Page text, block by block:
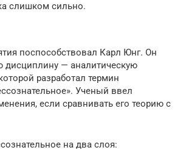
слишком сильно.
поспособствовал Карл Юнг. Он
дисциплину — аналитическую
разработал термин
Ученый ввел
если сравнивать его теорию с
на два слоя: